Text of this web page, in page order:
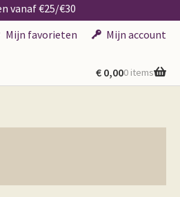
vanaf €25/€30
Mijn favorieten Mijn account
€ 0,000 items